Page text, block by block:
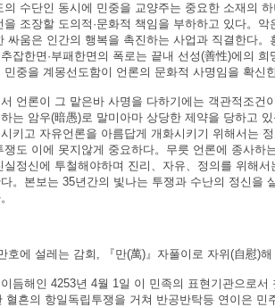
의 수단인 동시에 민중을 교양주는 중요한 소재의
을 조장할 도의적·문화적 책임을 부하하고 있다。
싸움은 인간의 행복을 촉진하는 사업과 직결한다。
잡한면·부패한면의 폭로는 끝내 선성(善性)에의
중을 계몽선도함이 언론의 문화적 사명임을 확신한
언론이 그 맡은바 사명을 다하기에는 객관적조건
는 암우(暗愚)로 말미아마 상당한 제약을 당하고
키고 자유언론을 아름답게 개화시키기 위해서는
쟁도 이에 못지않게 중요하다。무릇 언론에 종사하
실정신에 투철해야하며 진리、자유、정의를 위해
。본보는 35년간의 빛나는 투쟁과 수난의 정신을
호에 설레는 감회, 『만(萬)』자풀이로 자위(自慰)
듬해인 4253년 4월 1일 이 민족의 표현기관으로
혈흔의 항일독립투쟁을 거쳐 반공반탁등 연이은 민